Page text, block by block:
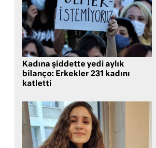
Kadına şiddette yedi aylık
bilanço: Erkekler 231 kadını
katletti